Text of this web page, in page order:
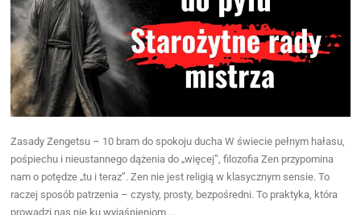
Zasady Zengetsu – 10 bram do spokoju ducha W świecie pełnym hałasu,
pośpiechu i nieustannego dążenia do „więcej”, filozofia Zen przypomina
nam o potędze „tu i teraz”. Zen nie jest religią w klasycznym sensie. To
raczej sposób patrzenia – czysty, prosty, bezpośredni. To praktyka, która
prowadzi nas nie ku wyjaśnieniom,…